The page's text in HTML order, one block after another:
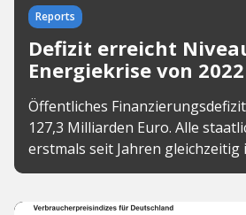
Reports
Defizit erreicht
Energiekrise von 2022
Öffentliches
127,3 Milliarden Euro. Alle
erstmals seit Jahren gleichzeitig